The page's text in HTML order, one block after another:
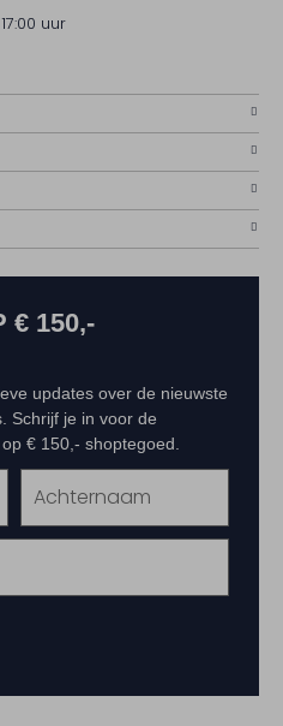
uur
€ 150,-
updates over de nieuwste
Schrijf je in voor de
€ 150,- shoptegoed.